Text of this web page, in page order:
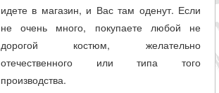
идете в магазин, и Вас там оденут. Если
не очень много, покупаете любой не
дорогой костюм, желательно
отечественного или типа того
производства.